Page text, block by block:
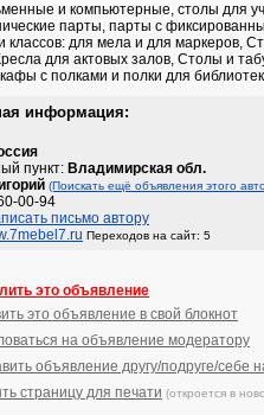
и компьютерные, столы для
парты, парты с
классов: для мела и для маркеров,
для актовых залов, Столы и
с полками и полки для
информация:
пункт: Владимирская обл.
(Поискать ещё объявления этого
00-94
письмо автору
Переходов на сайт: 5
это объявление
это объявление в свой блокнот
на объявление модератору
объявление другу/подруге/себе
страницу для печати (откроется в